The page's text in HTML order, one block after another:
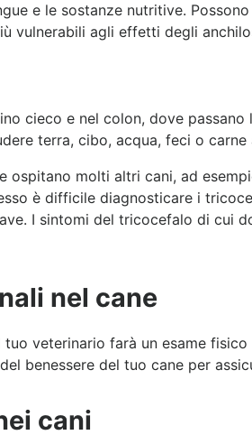
e le sostanze nutritive.
agli effetti degli
cieco e nel colon, dove
terra, cibo, acqua, feci o carne
ospitano molti altri cani, ad
è difficile diagnosticare i
I sintomi del tricocefalo di cui
nel cane
veterinario farà un esame
benessere del tuo cane per
cani